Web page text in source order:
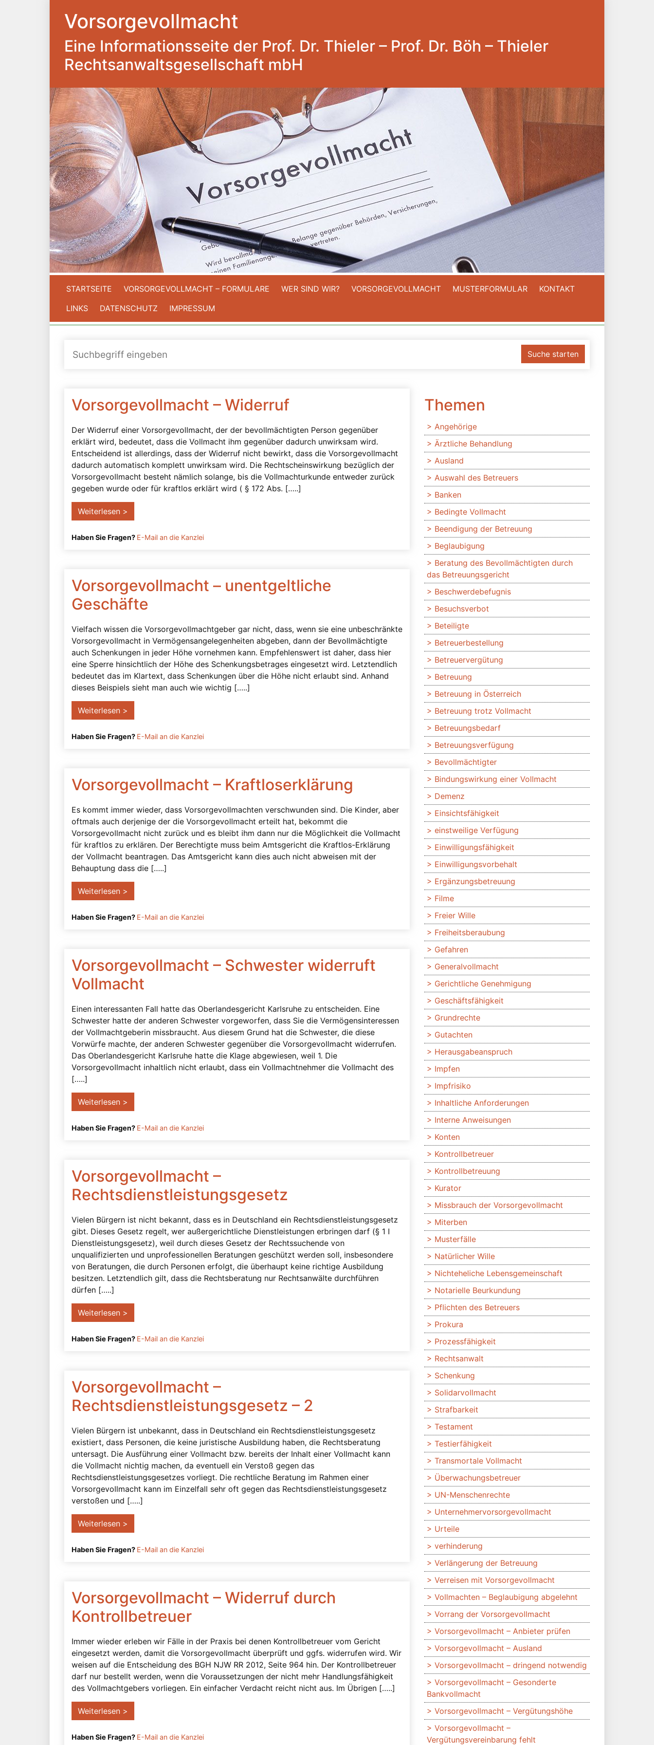
Vorsorgevollmacht
Eine Informationsseite der Prof. Dr. Thieler – Prof. Dr. Böh – Thieler
Rechtsanwaltsgesellschaft mbH
STARTSEITE VORSORGEVOLLMACHT – FORMULARE WER SIND WIR? VORSORGEVOLLMACHT MUSTERFORMULAR
KONTAKT
LINKS
DATENSCHUTZ IMPRESSUM
Suche starten
Vorsorgevollmacht – Widerruf
Der Widerruf einer Vorsorgevollmacht, der der bevollmächtigten Person gegenüber
erklärt wird, bedeutet, dass die Vollmacht ihm gegenüber dadurch unwirksam wird.
Entscheidend ist allerdings, dass der Widerruf nicht bewirkt, dass die Vorsorgevollmacht
dadurch automatisch komplett unwirksam wird. Die Rechtscheinswirkung bezüglich der
Vorsorgevollmacht besteht nämlich solange, bis die Vollmachturkunde entweder zurück
gegeben wurde oder für kraftlos erklärt wird ( § 172 Abs. […..]
Weiterlesen >
Haben Sie Fragen? E-Mail an die Kanzlei
Vorsorgevollmacht – unentgeltliche
Geschäfte
Vielfach wissen die Vorsorgevollmachtgeber gar nicht, dass, wenn sie eine unbeschränkte
Vorsorgevollmacht in Vermögensangelegenheiten abgeben, dann der Bevollmächtigte
auch Schenkungen in jeder Höhe vornehmen kann. Empfehlenswert ist daher, dass hier
eine Sperre hinsichtlich der Höhe des Schenkungsbetrages eingesetzt wird. Letztendlich
bedeutet das im Klartext, dass Schenkungen über die Höhe nicht erlaubt sind. Anhand
dieses Beispiels sieht man auch wie wichtig […..]
Weiterlesen >
Haben Sie Fragen? E-Mail an die Kanzlei
Vorsorgevollmacht – Kraftloserklärung
Es kommt immer wieder, dass Vorsorgevollmachten verschwunden sind. Die Kinder, aber
oftmals auch derjenige der die Vorsorgevollmacht erteilt hat, bekommt die
Vorsorgevollmacht nicht zurück und es bleibt ihm dann nur die Möglichkeit die Vollmacht
für kraftlos zu erklären. Der Berechtigte muss beim Amtsgericht die Kraftlos-Erklärung
der Vollmacht beantragen. Das Amtsgericht kann dies auch nicht abweisen mit der
Behauptung dass die […..]
Weiterlesen >
Haben Sie Fragen? E-Mail an die Kanzlei
Vorsorgevollmacht – Schwester widerruft
Vollmacht
Einen interessanten Fall hatte das Oberlandesgericht Karlsruhe zu entscheiden. Eine
Schwester hatte der anderen Schwester vorgeworfen, dass Sie die Vermögensinteressen
der Vollmachtgeberin missbraucht. Aus diesem Grund hat die Schwester, die diese
Vorwürfe machte, der anderen Schwester gegenüber die Vorsorgevollmacht widerrufen.
Das Oberlandesgericht Karlsruhe hatte die Klage abgewiesen, weil 1. Die
Vorsorgevollmacht inhaltlich nicht erlaubt, dass ein Vollmachtnehmer die Vollmacht des
[…..]
Weiterlesen >
Haben Sie Fragen? E-Mail an die Kanzlei
Vorsorgevollmacht –
Rechtsdienstleistungsgesetz
Vielen Bürgern ist nicht bekannt, dass es in Deutschland ein Rechtsdienstleistungsgesetz
gibt. Dieses Gesetz regelt, wer außergerichtliche Dienstleistungen erbringen darf (§ 1 I
Dienstleistungsgesetz), weil durch dieses Gesetz der Rechtssuchende von
unqualifizierten und unprofessionellen Beratungen geschützt werden soll, insbesondere
von Beratungen, die durch Personen erfolgt, die überhaupt keine richtige Ausbildung
besitzen. Letztendlich gilt, dass die Rechtsberatung nur Rechtsanwälte durchführen
dürfen […..]
Weiterlesen >
Haben Sie Fragen? E-Mail an die Kanzlei
Vorsorgevollmacht –
Rechtsdienstleistungsgesetz – 2
Vielen Bürgern ist unbekannt, dass in Deutschland ein Rechtsdienstleistungsgesetz
existiert, dass Personen, die keine juristische Ausbildung haben, die Rechtsberatung
untersagt. Die Ausführung einer Vollmacht bzw. bereits der Inhalt einer Vollmacht kann
die Vollmacht nichtig machen, da eventuell ein Verstoß gegen das
Rechtsdienstleistungsgesetzes vorliegt. Die rechtliche Beratung im Rahmen einer
Vorsorgevollmacht kann im Einzelfall sehr oft gegen das Rechtsdienstleistungsgesetz
verstoßen und […..]
Weiterlesen >
Haben Sie Fragen? E-Mail an die Kanzlei
Vorsorgevollmacht – Widerruf durch
Kontrollbetreuer
Immer wieder erleben wir Fälle in der Praxis bei denen Kontrollbetreuer vom Gericht
eingesetzt werden, damit die Vorsorgevollmacht überprüft und ggfs. widerrufen wird. Wir
weisen auf die Entscheidung des BGH NJW RR 2012, Seite 964 hin. Der Kontrollbetreuer
darf nur bestellt werden, wenn die Voraussetzungen der nicht mehr Handlungsfähigkeit
des Vollmachtgebers vorliegen. Ein einfacher Verdacht reicht nicht aus. Im Übrigen […..]
Weiterlesen >
Haben Sie Fragen? E-Mail an die Kanzlei
Themen
Angehörige
Ärztliche Behandlung
Ausland
Auswahl des Betreuers
Banken
Bedingte Vollmacht
Beendigung der Betreuung
Beglaubigung
Beratung des Bevollmächtigten durch
das Betreuungsgericht
Beschwerdebefugnis
Besuchsverbot
Beteiligte
Betreuerbestellung
Betreuervergütung
Betreuung
Betreuung in Österreich
Betreuung trotz Vollmacht
Betreuungsbedarf
Betreuungsverfügung
Bevollmächtigter
Bindungswirkung einer Vollmacht
Demenz
Einsichtsfähigkeit
einstweilige Verfügung
Einwilligungsfähigkeit
Einwilligungsvorbehalt
Ergänzungsbetreuung
Filme
Freier Wille
Freiheitsberaubung
Gefahren
Generalvollmacht
Gerichtliche Genehmigung
Geschäftsfähigkeit
Grundrechte
Gutachten
Herausgabeanspruch
Impfen
Impfrisiko
Inhaltliche Anforderungen
Interne Anweisungen
Konten
Kontrollbetreuer
Kontrollbetreuung
Kurator
Missbrauch der Vorsorgevollmacht
Miterben
Musterfälle
Natürlicher Wille
Nichteheliche Lebensgemeinschaft
Notarielle Beurkundung
Pflichten des Betreuers
Prokura
Prozessfähigkeit
Rechtsanwalt
Schenkung
Solidarvollmacht
Strafbarkeit
Testament
Testierfähigkeit
Transmortale Vollmacht
Überwachungsbetreuer
UN-Menschenrechte
Unternehmervorsorgevollmacht
Urteile
verhinderung
Verlängerung der Betreuung
Verreisen mit Vorsorgevollmacht
Vollmachten – Beglaubigung abgelehnt
Vorrang der Vorsorgevollmacht
Vorsorgevollmacht – Anbieter prüfen
Vorsorgevollmacht – Ausland
Vorsorgevollmacht – dringend notwendig
Vorsorgevollmacht – Gesonderte
Bankvollmacht
Vorsorgevollmacht – Vergütungshöhe
Vorsorgevollmacht –
Vergütungsvereinbarung fehlt